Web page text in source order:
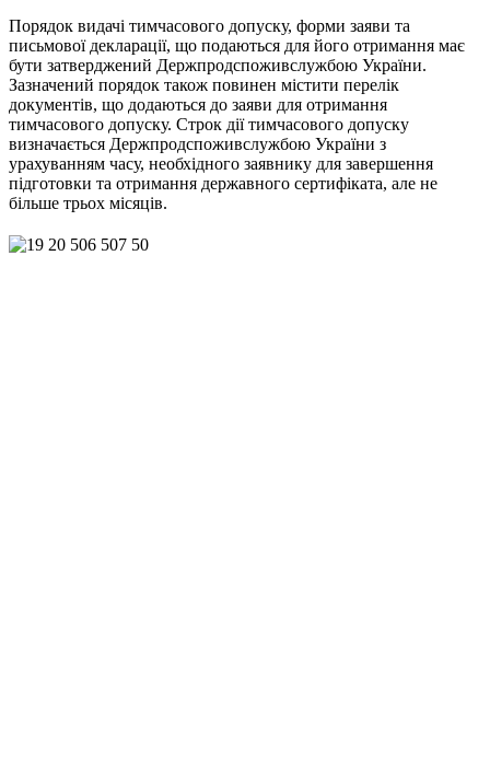
Порядок видачі тимчасового допуску, форми заяви та
письмової декларації, що подаються для його отримання має
бути затверджений Держпродспоживслужбою України.
Зазначений порядок також повинен містити перелік
документів, що додаються до заяви для отримання
тимчасового допуску. Строк дії тимчасового допуску
визначається Держпродспоживслужбою України з
урахуванням часу, необхідного заявнику для завершення
підготовки та отримання державного сертифіката, але не
більше трьох місяців.